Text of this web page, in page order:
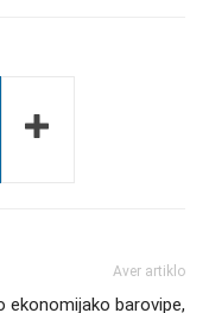
Aver artiklo
ekonomijako barovipe,